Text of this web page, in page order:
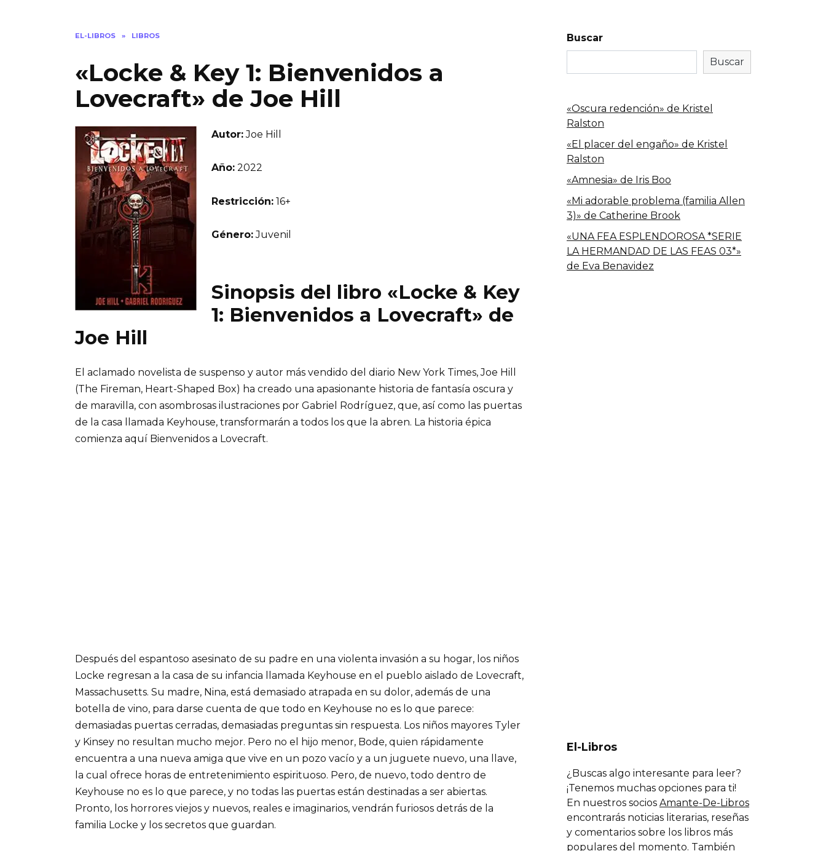
EL-LIBROS » LIBROS
«Locke & Key 1: Bienvenidos a
Lovecraft» de Joe Hill
Autor:Joe Hill
Año: 2022
Restricción: 16+
Género:Juvenil
Sinopsis del libro «Locke & Key
1: Bienvenidos a Lovecraft» de
Joe Hill
El aclamado novelista de suspenso y autor más vendido del diario New York Times, Joe Hill
(The Fireman, Heart-Shaped Box) ha creado una apasionante historia de fantasía oscura y
de maravilla, con asombrosas ilustraciones por Gabriel Rodríguez, que, así como las puertas
de la casa llamada Keyhouse, transformarán a todos los que la abren. La historia épica
comienza aquí Bienvenidos a Lovecraft.
Después del espantoso asesinato de su padre en una violenta invasión a su hogar, los niños
Locke regresan a la casa de su infancia llamada Keyhouse en el pueblo aislado de Lovecraft,
Massachusetts. Su madre, Nina, está demasiado atrapada en su dolor, además de una
botella de vino, para darse cuenta de que todo en Keyhouse no es lo que parece:
demasiadas puertas cerradas, demasiadas preguntas sin respuesta. Los niños mayores Tyler
y Kinsey no resultan mucho mejor. Pero no el hijo menor, Bode, quien rápidamente
encuentra a una nueva amiga que vive en un pozo vacío y a un juguete nuevo, una llave,
la cual ofrece horas de entretenimiento espirituoso. Pero, de nuevo, todo dentro de
Keyhouse no es lo que parece, y no todas las puertas están destinadas a ser abiertas.
Pronto, los horrores viejos y nuevos, reales e imaginarios, vendrán furiosos detrás de la
familia Locke y los secretos que guardan.
Buscar
Buscar
«Oscura redención» de Kristel
Ralston
«El placer del engaño» de Kristel
Ralston
«Amnesia» de Iris Boo
«Mi adorable problema (familia Allen
3)» de Catherine Brook
«UNA FEA ESPLENDOROSA *SERIE
LA HERMANDAD DE LAS FEAS 03*»
de Eva Benavidez
El-Libros
¿Buscas algo interesante para leer?
¡Tenemos muchas opciones para ti!
En nuestros socios Amante-De-Libros
encontrarás noticias literarias, reseñas
y comentarios sobre los libros más
populares del momento. También